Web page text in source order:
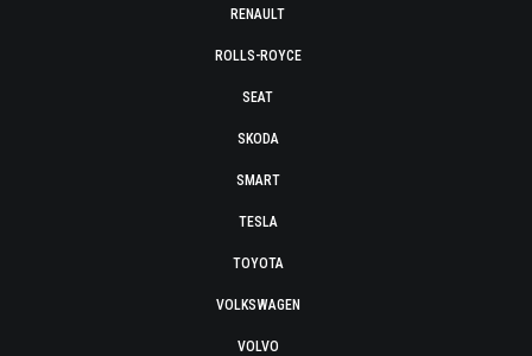
RENAULT
ROLLS-ROYCE
SEAT
SKODA
SMART
TESLA
TOYOTA
VOLKSWAGEN
VOLVO